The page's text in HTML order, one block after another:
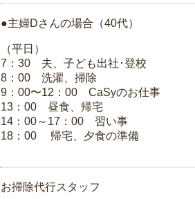
●主婦Dさんの場合（40代）
（平日）
7：30 夫、子ども出社･登校
8：00 洗濯、掃除
9：00〜12：00 CaSyのお仕事
13：00 昼食、帰宅
14：00～17：00 習い事
18：00 帰宅、夕食の準備
お掃除代行スタッフ